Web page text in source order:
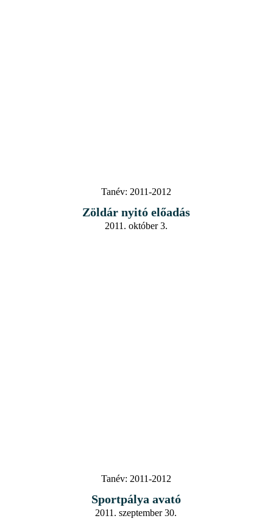
Tanév: 2011-2012
Zöldár nyitó előadás
2011. október 3.
Tanév: 2011-2012
Sportpálya avató
2011. szeptember 30.